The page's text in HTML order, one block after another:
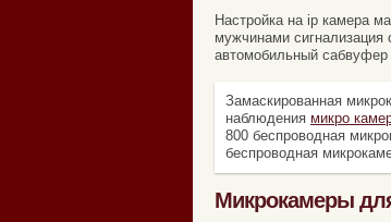
Настройка на ip камера
мужчинами сигнализация
автомобильный
Замаскированная
наблюдения микро
800 беспроводная
беспроводная
Микрокамеры